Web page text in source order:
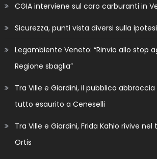
CGIA interviene sul caro carburanti in
Sicurezza, punti vista diversi sulla
Legambiente Veneto: “Rinvio allo stop
Regione sbaglia”
Tra Ville e Giardini, il pubblico abbraccia
tutto esaurito a Ceneselli
Tra Ville e Giardini, Frida Kahlo rivive
Ortis